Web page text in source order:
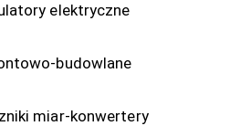
elektryczne
budowlane
miar-konwertery